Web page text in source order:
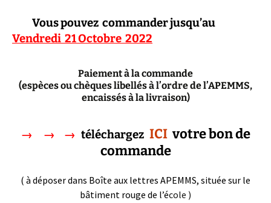
Vous pouvez commander jusqu’au
Vendredi 21Octobre 2022
Paiement à la commande
(espèces ou chèques libellés à l’ordre de l’APEMMS,
encaissés à la livraison)
→ → → téléchargez ICI votre bon de
commande
( à déposer dans Boîte aux lettres APEMMS, située sur le
bâtiment rouge de l’école )